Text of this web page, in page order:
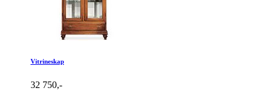
Vitrineskap
32 750,-